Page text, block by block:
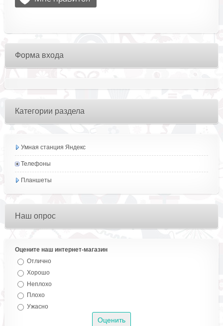
Форма входа
Категории раздела
Умная станция Яндекс
Телефоны
Планшеты
Наш опрос
Оцените наш интернет-магазин
Отлично
Хорошо
Неплохо
Плохо
Ужасно